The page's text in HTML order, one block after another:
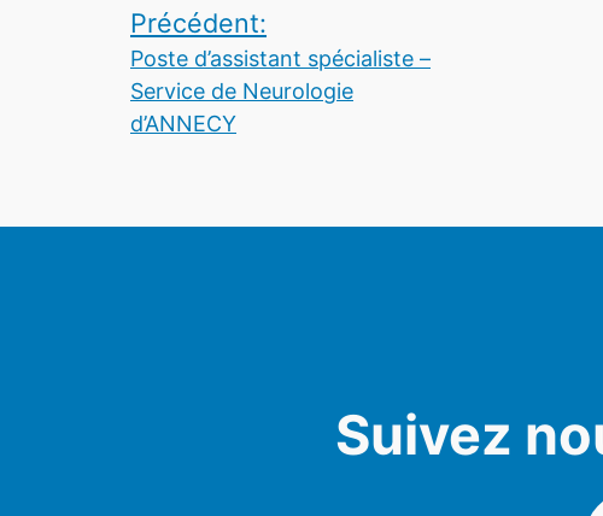
Navigation
de
l’article
Précédent:
Poste d’assistant spécialiste –
Service de Neurologie
d’ANNECY
Suivez